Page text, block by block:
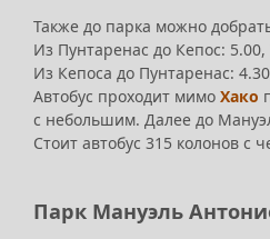
Также до парка можно
Из Пунтаренас до Кепос:
Из Кепоса до Пунтаренас:
Автобус проходит мимо Хако
с небольшим. Далее до
Стоит автобус 315 колонов с
Парк Мануэль